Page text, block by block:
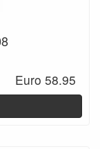
Euro 58.95